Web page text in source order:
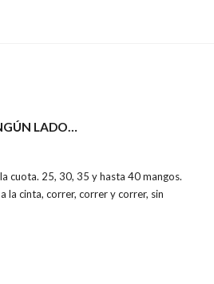
LADO…
cuota. 25, 30, 35 y hasta 40 mangos.
la cinta, correr, correr y correr, sin